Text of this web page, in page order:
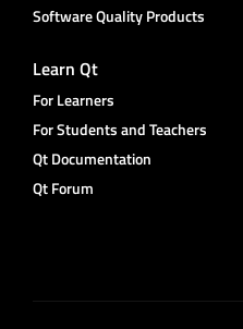
Software Quality Products
Learn Qt
For Learners
For Students and Teachers
Qt Documentation
Qt Forum